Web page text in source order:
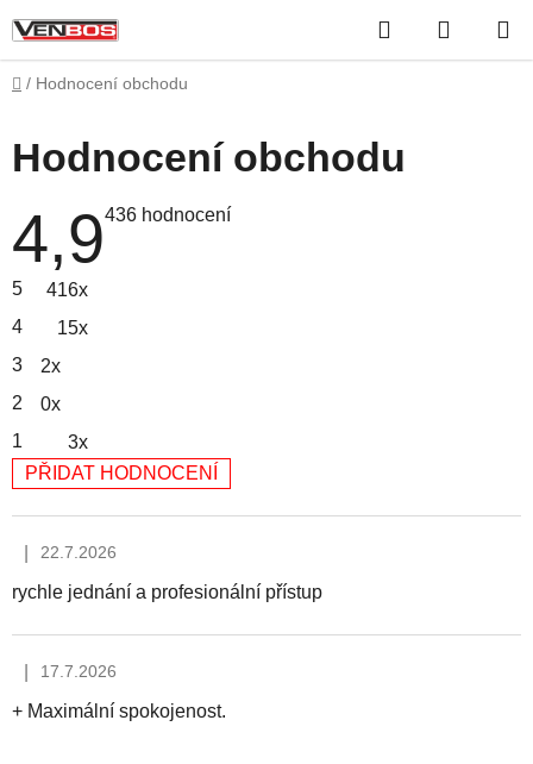
na
obsah
Hledat
KOŠÍK
Domů
/ Hodnocení obchodu
Hodnocení obchodu
4,9Průměrné
436 hodnocení
5
416x
4
15x
3
2x
2
0x
1
3x
PŘIDAT HODNOCENÍ
p
i
s
h
o
d
Hodnocení obchodu je 5 z 5 hvězdiček.
22.7.2026
rychle jednání a profesionální přístup
Hodnocení obchodu je 5 z 5 hvězdiček.
17.7.2026
+ Maximální spokojenost.